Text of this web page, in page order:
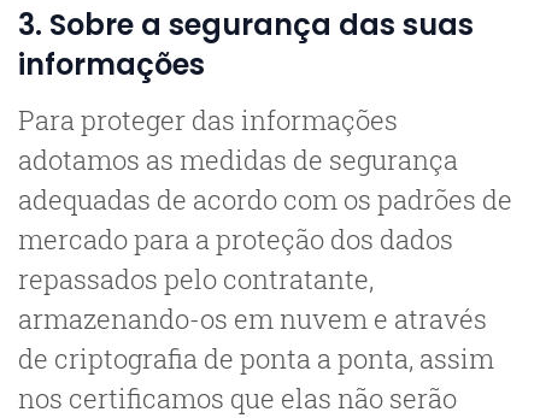
3. Sobre a segurança das suas
informações
Para proteger das informações
adotamos as medidas de segurança
adequadas de acordo com os padrões de
mercado para a proteção dos dados
repassados pelo contratante,
armazenando-os em nuvem e através
de criptografia de ponta a ponta, assim
nos certificamos que elas não serão